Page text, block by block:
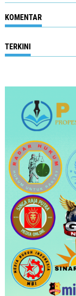
KOMENTAR
TERKINI